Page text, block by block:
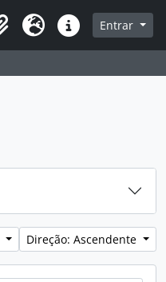
Idioma Ligações rápidas
Entrar
Direção: Ascendente